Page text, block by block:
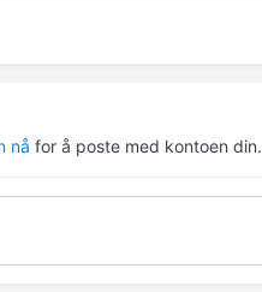
nå for å poste med kontoen din.